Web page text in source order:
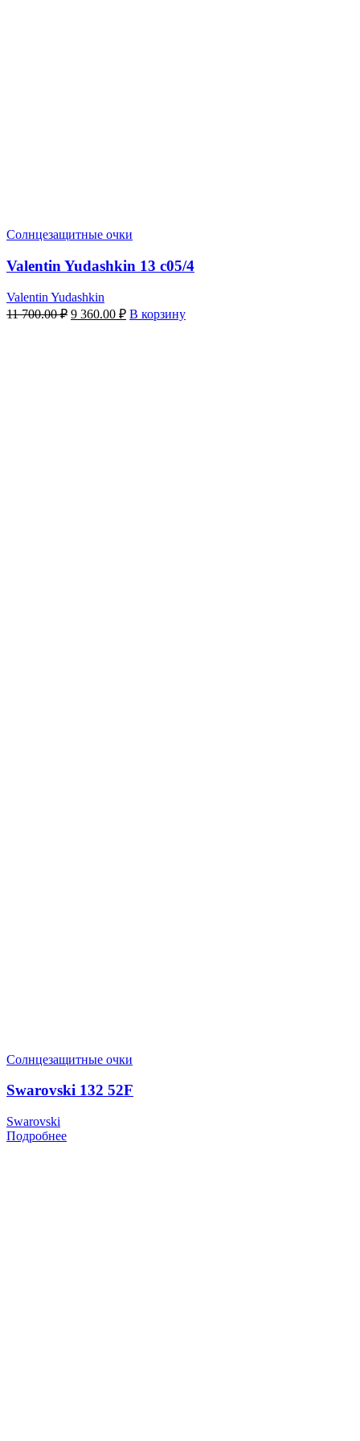
Солнцезащитные очки
Valentin Yudashkin 13 c05/4
Valentin Yudashkin
11 700.00₽ Первоначальная
9 360.00 ₽Текущая
цена:
В корзину
Солнцезащитные очки
Swarovski 132 52F
Swarovski
Подробнее